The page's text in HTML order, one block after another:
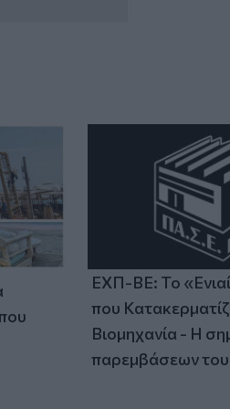
ΕΧΠ-ΒΕ: Το
που
Βιομηχανία - Η
παρεμβάσεων